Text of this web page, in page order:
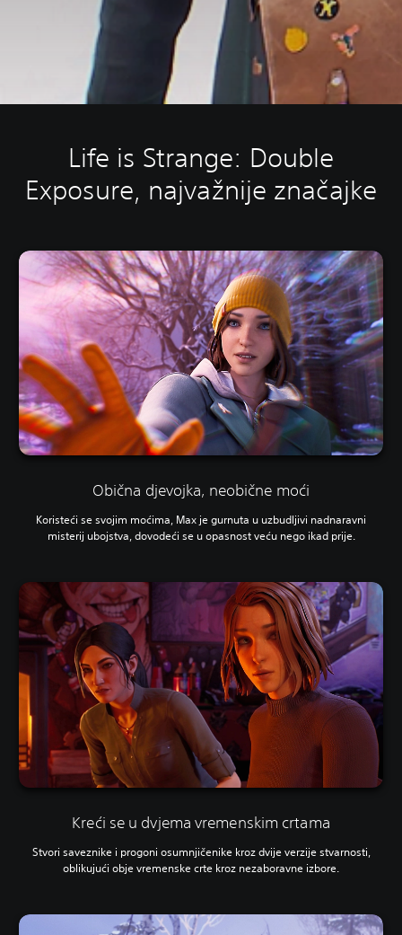
Life is Strange: Double
Exposure, najvažnije značajke
Obična djevojka, neobične moći
Koristeći se svojim moćima, Max je gurnuta u uzbudljivi nadnaravni
misterij ubojstva, dovodeći se u opasnost veću nego ikad prije.
Kreći se u dvjema vremenskim crtama
Stvori saveznike i progoni osumnjičenike kroz dvije verzije stvarnosti,
oblikujući obje vremenske crte kroz nezaboravne izbore.